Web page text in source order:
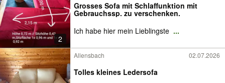
2
Grosses Sofa mit Schlaffunktion mit
Gebrauchssp. zu verschenken.
Ich habe hier mein Lieblingste ...
Allensbach 02.07.2026
Tolles kleines Ledersofa